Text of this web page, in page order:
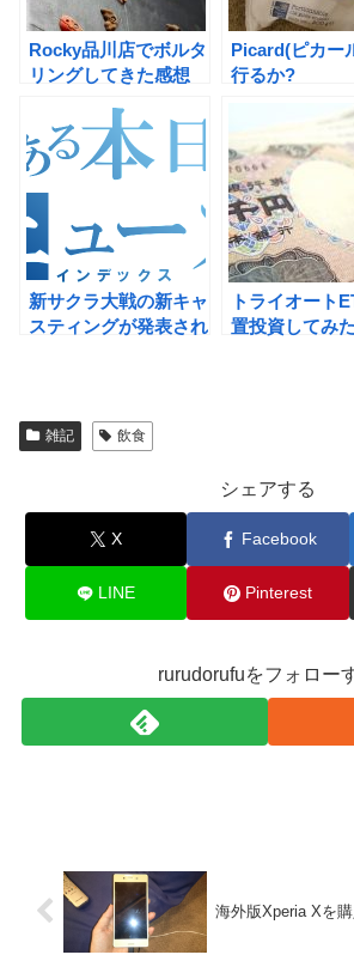
Rocky品川店でボルタ
リングしてきた感想
Picard(ピカー
行るか?
新サクラ大戦の新キャ
スティングが発表され
トライオート
置投資してみた
雑記 飲食
シェアする
X Facebook
LINE Pinterest
rurudorufuをフォロー
海外版Xperia Xを